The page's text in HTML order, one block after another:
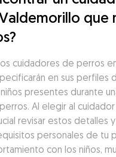
que
cuidadores de perros
en sus perfiles
presentes durante
Al elegir al cuidador
revisar estos detalles y
personales de tu
con los niños,